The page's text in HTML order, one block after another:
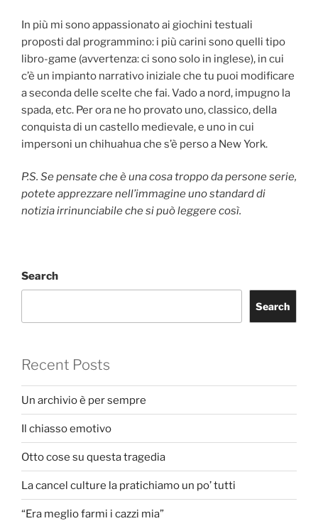
In più mi sono appassionato ai giochini testuali
proposti dal programmino: i più carini sono quelli tipo
libro-game (avvertenza: ci sono solo in inglese), in cui
c’è un impianto narrativo iniziale che tu puoi modificare
a seconda delle scelte che fai. Vado a nord, impugno la
spada, etc. Per ora ne ho provato uno, classico, della
conquista di un castello medievale, e uno in cui
impersoni un chihuahua che s’è perso a New York.
P.S. Se pensate che è una cosa troppo da persone serie,
potete apprezzare nell’immagine uno standard di
notizia irrinunciabile che si può leggere così.
Search
Search
Recent Posts
Un archivio è per sempre
Il chiasso emotivo
Otto cose su questa tragedia
La cancel culture la pratichiamo un po’ tutti
“Era meglio farmi i cazzi mia”